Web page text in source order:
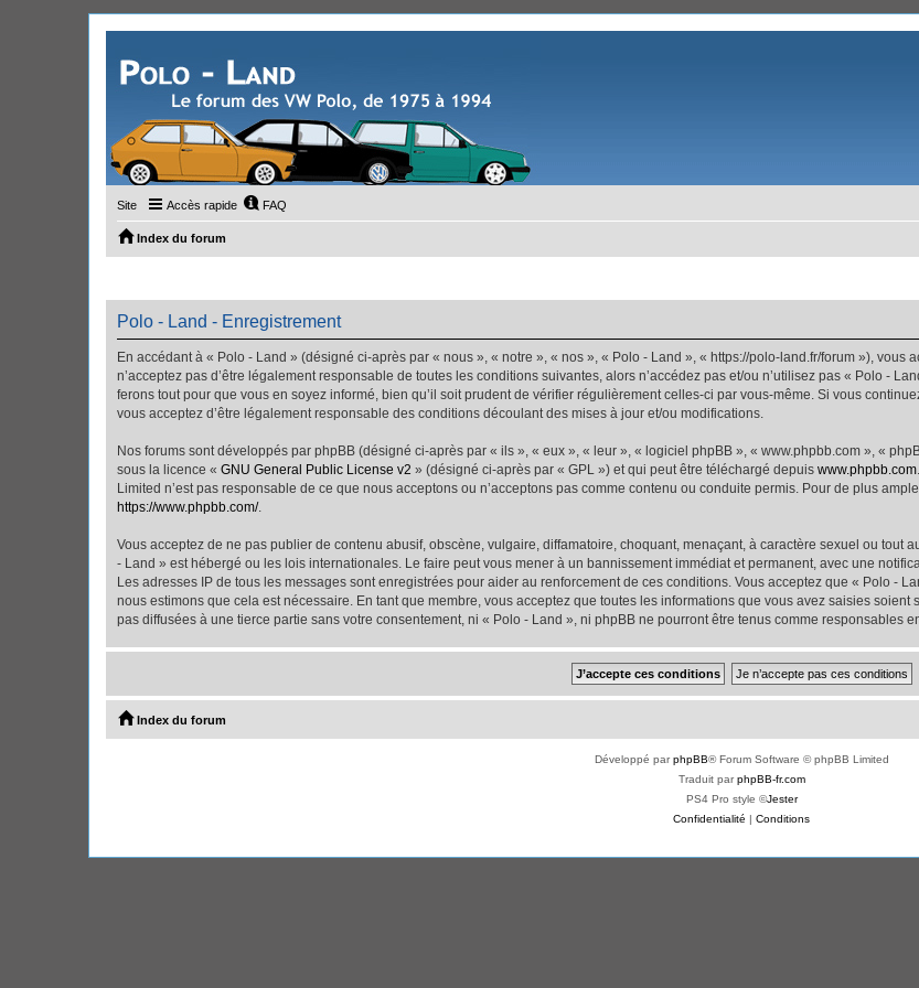
Site Accès rapide FAQ
Index du forum
Polo - Land - Enregistrement
En accédant à « Polo - Land » (désigné ci-après par « nous », « notre », « nos », « Polo - Land », « https://polo-land.fr/forum »),
n’acceptez pas d’être légalement responsable de toutes les conditions suivantes, alors n’accédez pas et/ou n’utilisez pas « Polo -
ferons tout pour que vous en soyez informé, bien qu’il soit prudent de vérifier régulièrement celles-ci par vous-même. Si vous
vous acceptez d’être légalement responsable des conditions découlant des mises à jour et/ou modifications.
Nos forums sont développés par phpBB (désigné ci-après par « ils », « eux », « leur », « logiciel phpBB », « www.phpbb.com », «
sous la licence « GNU General Public License v2 » (désigné ci-après par « GPL ») et qui peut être téléchargé depuis www.phpbb.com
Limited n’est pas responsable de ce que nous acceptons ou n’acceptons pas comme contenu ou conduite permis. Pour de plus
https://www.phpbb.com/.
Vous acceptez de ne pas publier de contenu abusif, obscène, vulgaire, diffamatoire, choquant, menaçant, à caractère sexuel ou tout
- Land » est hébergé ou les lois internationales. Le faire peut vous mener à un bannissement immédiat et permanent, avec une
Les adresses IP de tous les messages sont enregistrées pour aider au renforcement de ces conditions. Vous acceptez que « Polo -
nous estimons que cela est nécessaire. En tant que membre, vous acceptez que toutes les informations que vous avez saisies
pas diffusées à une tierce partie sans votre consentement, ni « Polo - Land », ni phpBB ne pourront être tenus comme responsables
Index du forum
Développé parphpBB® Forum Software © phpBB Limited
Traduit parphpBB-fr.com
PS4 Pro style ©Jester
Confidentialité | Conditions